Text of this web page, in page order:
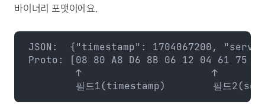
바이너리 포맷이에요.
JSON:  {"timestamp": 1704067200,
Proto: [08 80 A8 D6 8B 06 12 04 61
        ↑                      ↑
필드1(timestamp)        필드